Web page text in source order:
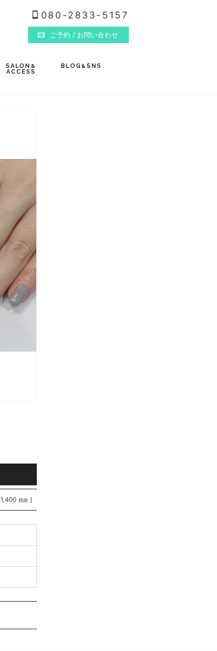
080-2833-5157
ご予約 / お問い合わせ
SALON &
ACCESS
BLOG & SNS
税抜 ]